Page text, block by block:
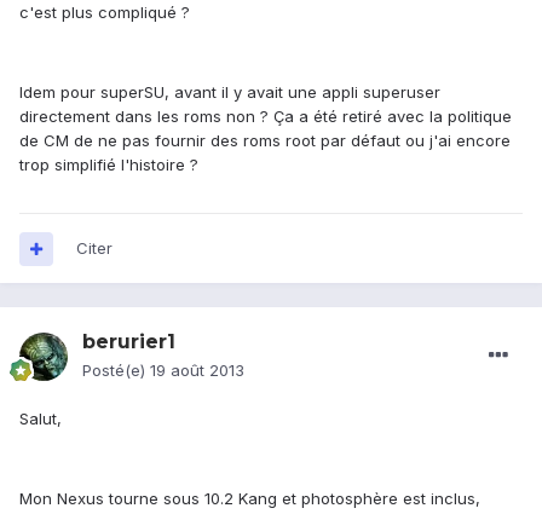
c'est plus compliqué ?
Idem pour superSU, avant il y avait une appli superuser
directement dans les roms non ? Ça a été retiré avec la politique
de CM de ne pas fournir des roms root par défaut ou j'ai encore
trop simplifié l'histoire ?
Citer
berurier1
Posté(e) 19 août 2013
Salut,
Mon Nexus tourne sous 10.2 Kang et photosphère est inclus,